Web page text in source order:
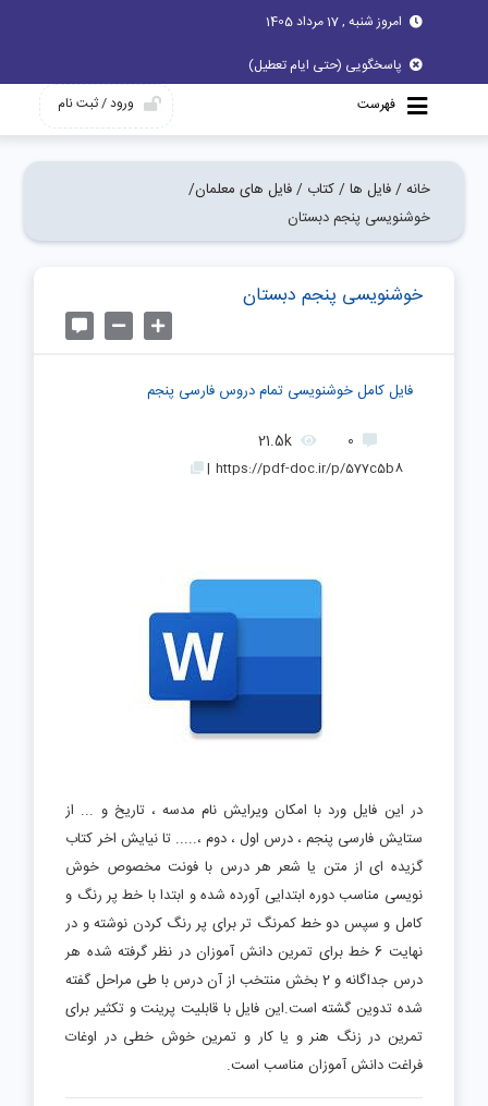
امروز شنبه , 17 مرداد 1405
پاسخگویی (حتی ایام تعطیل)
فهرست
ورود / ثبت نام
خانه / فایل ها / کتاب / فایل های معلمان/
خوشنویسی پنجم دبستان
خوشنویسی پنجم دبستان
فایل کامل خوشنویسی تمام دروس فارسی پنجم
0
21.5k
https://pdf-doc.ir/p/577c5b8
|
در این فایل ورد با امکان ویرایش نام مدسه ، تاریخ و ... از
ستایش فارسی پنجم ، درس اول ، دوم ،..... تا نیایش اخر کتاب
گزیده ای از متن یا شعر هر درس با فونت مخصوص خوش
نویسی مناسب دوره ابتدایی آورده شده و ابتدا با خط پر رنگ و
کامل و سپس دو خط کمرنگ تر برای پر رنگ کردن نوشته و در
نهایت 6 خط برای تمرین دانش آموزان در نظر گرفته شده هر
درس جداگانه و 2 بخش منتخب از آن درس با طی مراحل گفته
شده تدوین گشته است.این فایل با قابلیت پرینت و تکثیر برای
تمرین در زنگ هنر و یا کار و تمرین خوش خطی در اوغات
فراغت دانش آموزان مناسب است.